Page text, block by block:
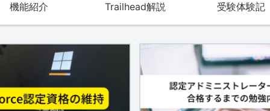
機能紹介 Trailhead解説 受験体験記